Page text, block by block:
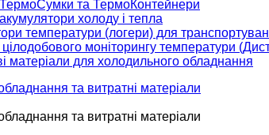
та ТермоКонтейнери
холоду і тепла
температури (логери) для
моніторингу температури
матеріали для холодильного обладнання
та витратні матеріали
та витратні матеріали